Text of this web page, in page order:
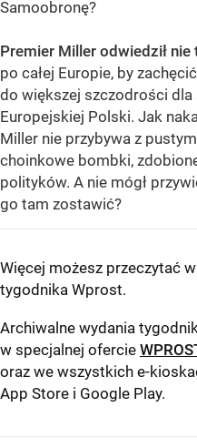
Samoobronę?
Premier Miller odwiedził
po całej Europie, by
do większej szczodrości dla
Europejskiej Polski. Jak
Miller nie przybywa z
choinkowe bombki,
polityków. A nie mógł
go tam zostawić?
Więcej możesz przeczytać w
tygodnika Wprost.
Archiwalne wydania
w specjalnej ofercie
oraz we wszystkich e-
App Store i Google Play.